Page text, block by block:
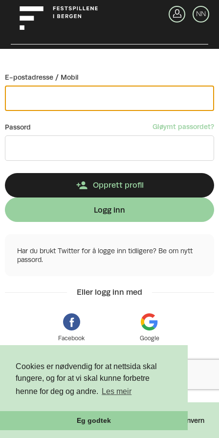
Cookies er nødvendig for at nettsida skal
fungere, og for at vi skal kunne forbetre
henne for deg og andre.
Les meir
Eg godtek
NN
E-postadresse / Mobil
Passord Gløymt passordet?
Opprett profil
Logg inn
Har du brukt Twitter for å logge inn tidligere? Be om nytt
passord.
Eller logg inn med
Facebook Google
2026 Tixly AS - Powered by Personvern